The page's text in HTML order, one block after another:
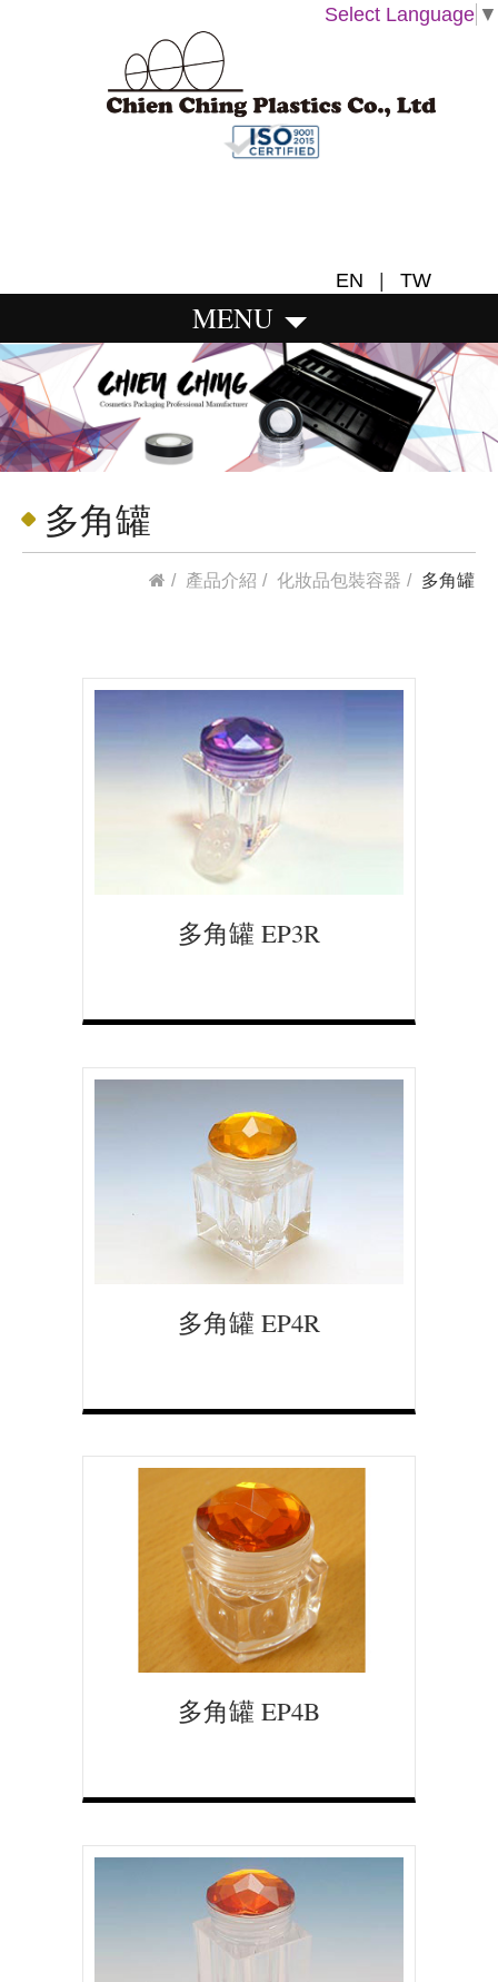
Select Language ▼
EN | TW
MENU
多角罐
產品介紹 化妝品包裝容器 多角罐
多角罐 EP3R
多角罐 EP4R
多角罐 EP4B